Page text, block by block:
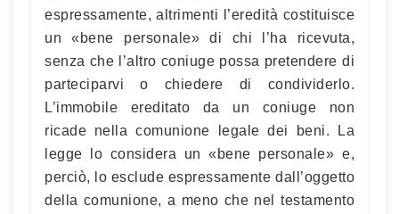
espressamente, altrimenti l’eredità costituisce
un «bene personale» di chi l’ha ricevuta,
senza che l’altro coniuge possa pretendere di
parteciparvi o chiedere di condividerlo.
L’immobile ereditato da un coniuge non
ricade nella comunione legale dei beni. La
legge lo considera un «bene personale» e,
perciò, lo esclude espressamente dall’oggetto
della comunione, a meno che nel testamento